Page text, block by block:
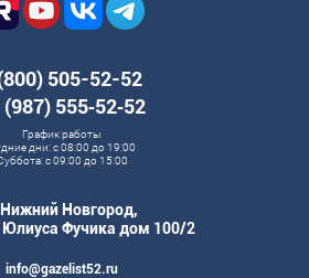
505-52-52
(987) 555‑52‑52
График работы
дни: с 08:00 до 19:00
с 09:00 до 15:00
Нижний Новгород,
Юлиуса Фучика дом 100/2
info@gazelist52.ru